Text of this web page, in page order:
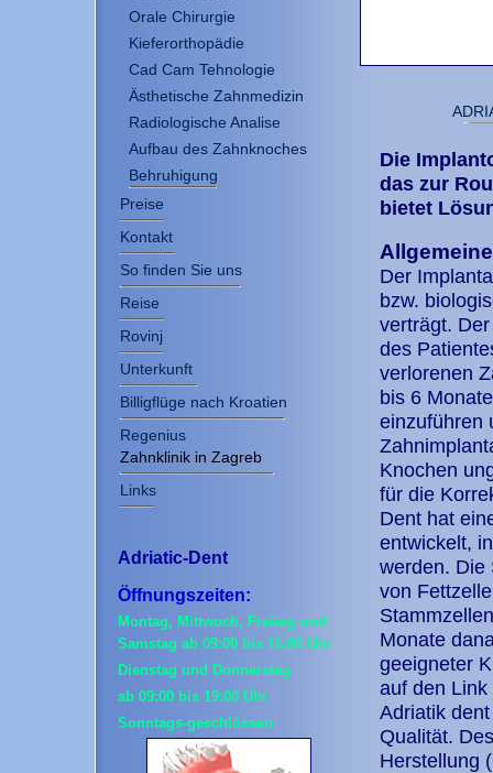
Orale Chirurgie
Kieferorthopädie
Cad Cam Tehnologie
Ästhetische Zahnmedizin
Radiologische Analise
Aufbau des Zahnknoches
Behruhigung
Preise
Kontakt
So finden Sie uns
Reise
Rovinj
Unterkunft
Billigflüge nach Kroatien
Regenius
Zahnklinik in Zagreb
Links
Adriatic-Dent
Öffnungszeiten:
Montag, Mittwoch, Freitag und
Samstag ab 09:00 bis 16:00 Uhr
Dienstag und Donnerstag
ab 09:00 bis 19:00 Uhr
Sonntags-geschlössen
Die
das zur
bietet
Der
bzw.
verträgt.
des
verlorenen
bis 6
einzuführen
Knochen
für die
Dent hat
entwickelt,
werden. Die
von
Monate
geeigneter
auf den
Adriatik
Qualität.
Herstellung